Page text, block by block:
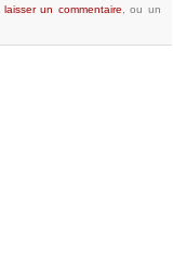
laisser un commentaire , ou un